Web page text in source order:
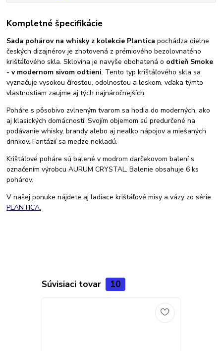
Kompletné špecifikácie
Sada pohárov na whisky z kolekcie Plantica pochádza dielne
českých dizajnérov je zhotovená z prémiového bezolovnatého
krištáľového skla. Sklovina je navyše obohatená o odtieň Smoke
- v modernom sivom odtieni. Tento typ krištáľového skla sa
vyznačuje vysokou čírosťou, odolnosťou a leskom, vďaka týmto
vlastnostiam zaujme aj tých najnáročnejších.
Poháre s pôsobivo zvlneným tvarom sa hodia do moderných, ako
aj klasických domácností. Svojím objemom sú predurčené na
podávanie whisky, brandy alebo aj nealko nápojov a miešaných
drinkov. Fantázií sa medze nekladú.
Krištáľové poháre sú balené v modrom darčekovom balení s
označením výrobcu AURUM CRYSTAL. Balenie obsahuje 6 ks
pohárov.
V našej ponuke nájdete aj ladiace krištáľové misy a vázy zo série
PLANTICA.
Súvisiaci tovar 10